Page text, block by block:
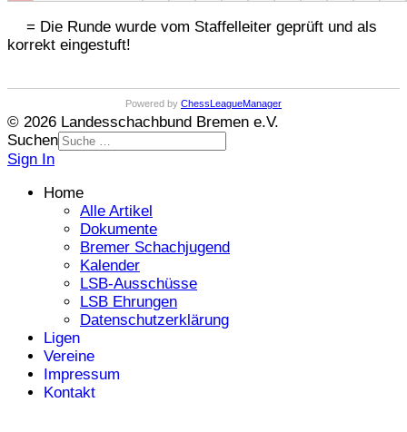
= Die Runde wurde vom Staffelleiter geprüft und als
korrekt eingestuft!
Powered by ChessLeagueManager
© 2026 Landesschachbund Bremen e.V.
Suchen
Sign In
Home
Alle Artikel
Dokumente
Bremer Schachjugend
Kalender
LSB-Ausschüsse
LSB Ehrungen
Datenschutzerklärung
Ligen
Vereine
Impressum
Kontakt